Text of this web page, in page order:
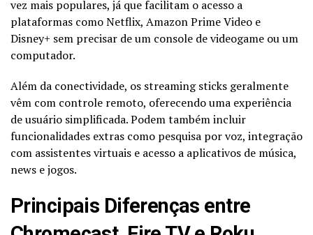
vez mais populares, já que facilitam o acesso a
plataformas como Netflix, Amazon Prime Video e
Disney+ sem precisar de um console de videogame ou um
computador.
Além da conectividade, os streaming sticks geralmente
vêm com controle remoto, oferecendo uma experiência
de usuário simplificada. Podem também incluir
funcionalidades extras como pesquisa por voz, integração
com assistentes virtuais e acesso a aplicativos de música,
news e jogos.
Principais Diferenças entre